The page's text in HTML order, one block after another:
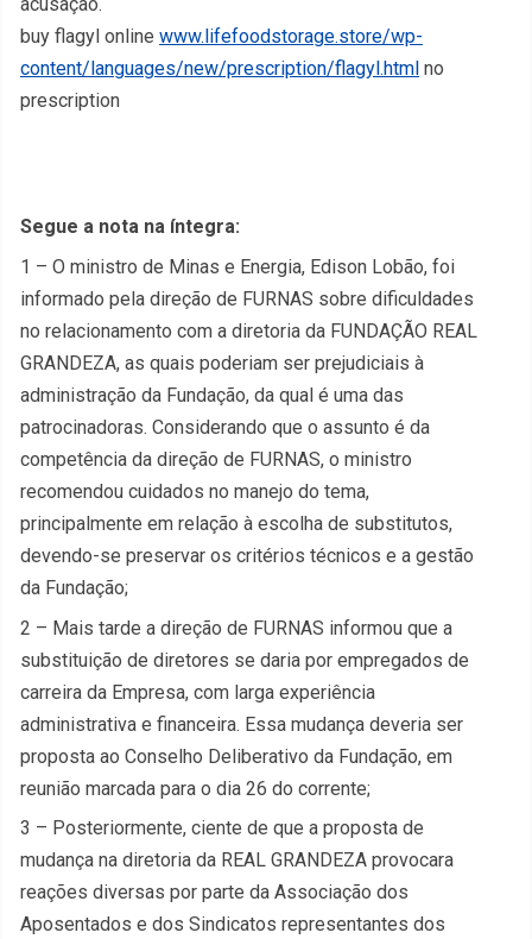
acusação.
buy flagyl online www.lifefoodstorage.store/wp-
content/languages/new/prescription/flagyl.html no
prescription
Segue a nota na íntegra:
1 – O ministro de Minas e Energia, Edison Lobão, foi
informado pela direção de FURNAS sobre dificuldades
no relacionamento com a diretoria da FUNDAÇÃO REAL
GRANDEZA, as quais poderiam ser prejudiciais à
administração da Fundação, da qual é uma das
patrocinadoras. Considerando que o assunto é da
competência da direção de FURNAS, o ministro
recomendou cuidados no manejo do tema,
principalmente em relação à escolha de substitutos,
devendo-se preservar os critérios técnicos e a gestão
da Fundação;
2 – Mais tarde a direção de FURNAS informou que a
substituição de diretores se daria por empregados de
carreira da Empresa, com larga experiência
administrativa e financeira. Essa mudança deveria ser
proposta ao Conselho Deliberativo da Fundação, em
reunião marcada para o dia 26 do corrente;
3 – Posteriormente, ciente de que a proposta de
mudança na diretoria da REAL GRANDEZA provocara
reações diversas por parte da Associação dos
Aposentados e dos Sindicatos representantes dos